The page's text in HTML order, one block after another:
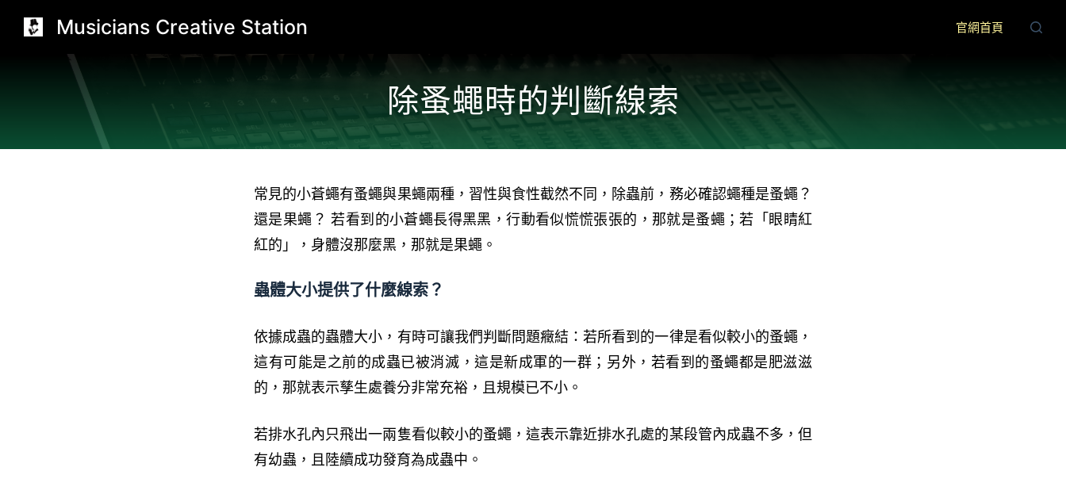
跳
至
Musicians Creative Station 官網首頁
除蚤蠅時的判斷線索​​​
常見的小蒼蠅有蚤蠅與果蠅兩種，習性與食性截然不同，除蟲前，務必確認蠅種是蚤蠅？
還是果蠅？ 若看到的小蒼蠅長得黑黑，行動看似慌慌張張的，那就是蚤蠅；若「眼睛紅
紅的」，身體沒那麼黑，那就是果蠅。
蟲體大小提供了什麼線索？
依據成蟲的蟲體大小，有時可讓我們判斷問題癥結：若所看到的一律是看似較小的蚤蠅，
這有可能是之前的成蟲已被消滅，這是新成軍的一群；另外，若看到的蚤蠅都是肥滋滋
的，那就表示孳生處養分非常充裕，且規模已不小。
若排水孔內只飛出一兩隻看似較小的蚤蠅，這表示靠近排水孔處的某段管內成蟲不多，但
有幼蟲，且陸續成功發育為成蟲中。